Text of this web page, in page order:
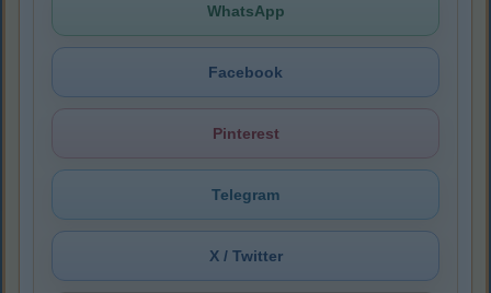
WhatsApp
Facebook
Pinterest
Telegram
X / Twitter